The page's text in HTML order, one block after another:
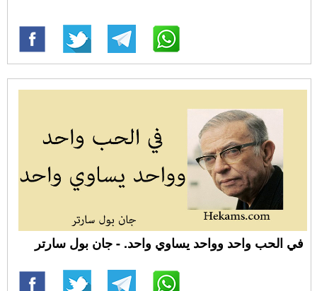
في الحب واحد وواحد يساوي واحد. - جان بول سارتر